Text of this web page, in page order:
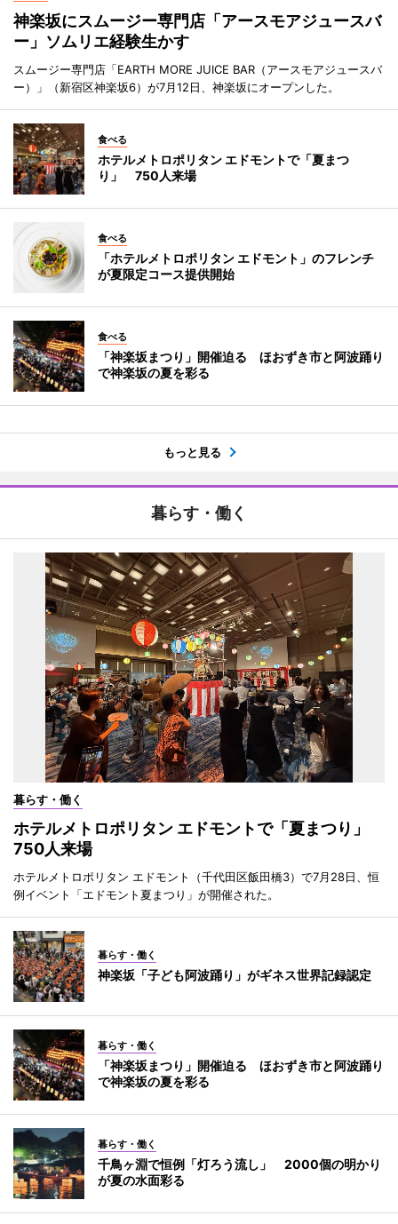
神楽坂にスムージー専門店「アースモアジュースバ
ー」ソムリエ経験生かす
スムージー専門店「EARTH MORE JUICE BAR（アースモアジュースバ
ー）」（新宿区神楽坂6）が7月12日、神楽坂にオープンした。
食べる
ホテルメトロポリタン エドモントで「夏まつ
り」 750人来場
食べる
「ホテルメトロポリタン エドモント」のフレンチ
が夏限定コース提供開始
食べる
「神楽坂まつり」開催迫る ほおずき市と阿波踊り
で神楽坂の夏を彩る
もっと見る
暮らす・働く
暮らす・働く
ホテルメトロポリタン エドモントで「夏まつり」
750人来場
ホテルメトロポリタン エドモント（千代田区飯田橋3）で7月28日、恒
例イベント「エドモント夏まつり」が開催された。
暮らす・働く
神楽坂「子ども阿波踊り」がギネス世界記録認定
暮らす・働く
「神楽坂まつり」開催迫る ほおずき市と阿波踊り
で神楽坂の夏を彩る
暮らす・働く
千鳥ヶ淵で恒例「灯ろう流し」 2000個の明かり
が夏の水面彩る